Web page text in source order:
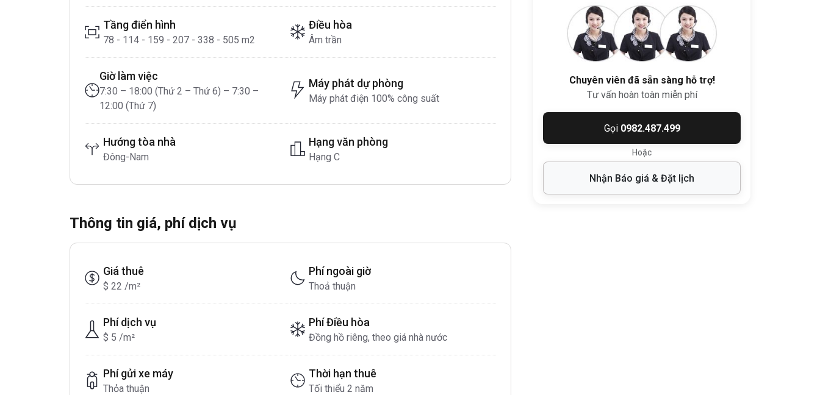
Tầng điển hình
78 - 114 - 159 - 207 - 338 - 505 m2
Điều hòa
Âm trần
Giờ làm việc
7:30 – 18:00 (Thứ 2 – Thứ 6) – 7:30 –
12:00 (Thứ 7)
Máy phát dự phòng
Máy phát điện 100% công suất
Hướng tòa nhà
Đông-Nam
Hạng văn phòng
Hạng C
Thông tin giá, phí dịch vụ
Giá thuê
$ 22 /m²
Phí ngoài giờ
Thoả thuận
Phí dịch vụ
$ 5 /m²
Phí Điều hòa
Đồng hồ riêng, theo giá nhà nước
Phí gửi xe máy
Thỏa thuận
Thời hạn thuê
Tối thiểu 2 năm
Chuyên viên đã sẵn sàng hỗ trợ!
Tư vấn hoàn toàn miễn phí
Gọi 0982.487.499
Hoặc
Nhận Báo giá & Đặt lịch